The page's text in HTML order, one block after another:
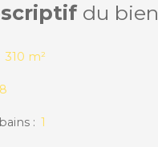
du bien
310 m²
8
: 1